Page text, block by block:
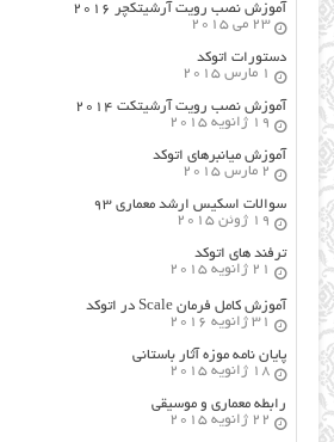
آموزش نصب رویت آرشیتکچر ۲۰۱۶
23 می 2015
دستورات اتوکد
1 مارس 2015
آموزش نصب رویت آرشیتکت ۲۰۱۴
19 ژانویه 2015
آموزش میانبرهای اتوکد
2 مارس 2015
سوالات اسکیس ارشد معماری ۹۳
19 ژوئن 2015
ترفند های اتوکد
21 ژانویه 2015
آموزش کامل فرمان Scale در اتوکد
31 ژانویه 2016
پایان نامه موزه آثار باستانی
18 ژانویه 2015
رابطه معماری و موسیقی
22 ژانویه 2015